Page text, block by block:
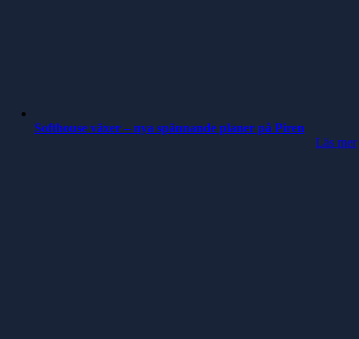
Softhouse växer – nya spännande planer på Piren
Läs mer